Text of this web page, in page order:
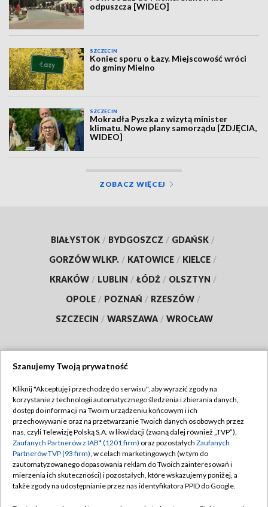
odpuszcza [WIDEO]
SZCZECIN
Koniec sporu o Łazy. Miejscowość wróci
do gminy Mielno
SZCZECIN
Mokradła Pyszka z wizytą minister
klimatu. Nowe plany samorządu [ZDJĘCIA,
WIDEO]
ZOBACZ WIĘCEJ
BIAŁYSTOK / BYDGOSZCZ / GDAŃSK /
GORZÓW WLKP. / KATOWICE / KIELCE /
KRAKÓW / LUBLIN / ŁÓDŹ / OLSZTYN /
OPOLE / POZNAŃ / RZESZÓW /
SZCZECIN / WARSZAWA / WROCŁAW
TVP
Abonament TVP
Emisja w TVP
Centrum informacji TVP
Naziemna Telewizja Cyfrowa
Regulamin TVP
Polityka prywatności
Moje zgody
Pomoc
Szanujemy Twoją prywatność
Kliknij "Akceptuję i przechodzę do serwisu", aby wyrazić zgody na
korzystanie z technologii automatycznego śledzenia i zbierania danych,
dostęp do informacji na Twoim urządzeniu końcowym i ich
przechowywanie oraz na przetwarzanie Twoich danych osobowych przez
nas, czyli Telewizję Polską S.A. w likwidacji (zwaną dalej również „TVP”),
Zaufanych Partnerów z IAB* (1201 firm) oraz pozostałych Zaufanych
Partnerów TVP (93 firm), w celach marketingowych (w tym do
zautomatyzowanego dopasowania reklam do Twoich zainteresowań i
mierzenia ich skuteczności) i pozostałych, które wskazujemy poniżej, a
także zgody na udostępnianie przez nas identyfikatora PPID do Google.